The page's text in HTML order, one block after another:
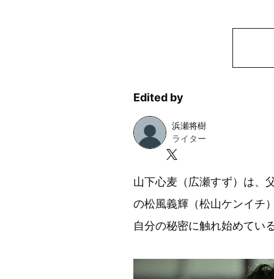
Edited by
浜瀬将樹
ライター
山下心麦（広瀬すず）は、
の松風義輝（松山ケンイチ
自分の秘密に触れ始めてい